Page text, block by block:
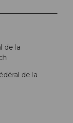
de la
de la